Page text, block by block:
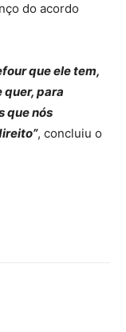
do acordo
que ele tem,
quer, para
que nós
, concluiu o